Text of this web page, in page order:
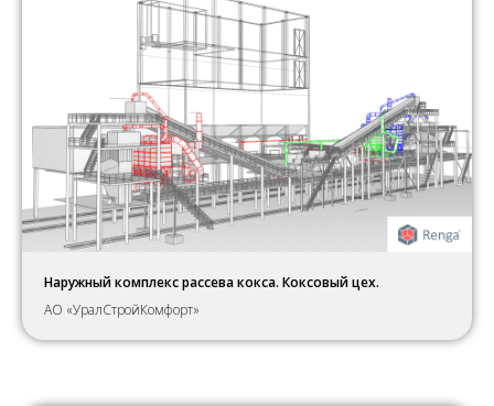
Наружный комплекс рассева кокса. Коксовый цех.
АО «УралСтройКомфорт»